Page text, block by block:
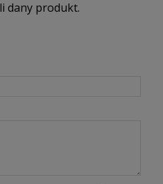
dany produkt.